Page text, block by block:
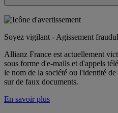
Soyez vigilant - Agissement
Allianz France est actuellement
sous forme d'e-mails et d'appels
le nom de la société ou l'identité
sur de faux documents.
En savoir plus